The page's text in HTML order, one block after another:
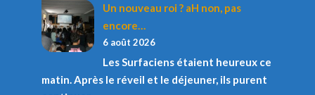
Un nouveau roi ? aH non, pas
encore…
6 août 2026
Les Surfaciens étaient heureux ce
matin. Après le réveil et le déjeuner, ils purent